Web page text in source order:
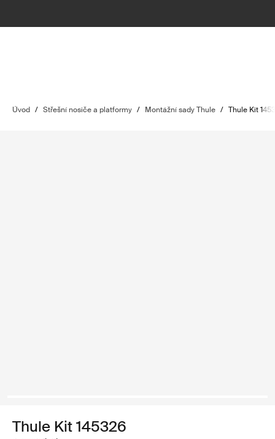
Úvod / Střešní nosiče a platformy / Montážní sady Thule / Thule Kit
Thule Kit 145326